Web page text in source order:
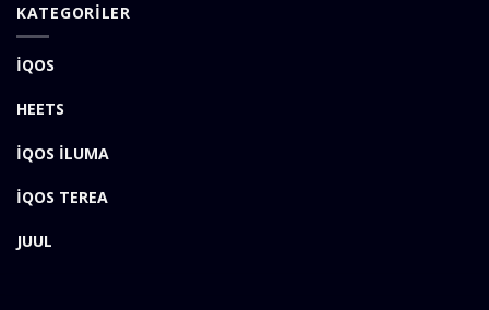
KATEGORİLER
İQOS
HEETS
İQOS İLUMA
İQOS TEREA
JUUL